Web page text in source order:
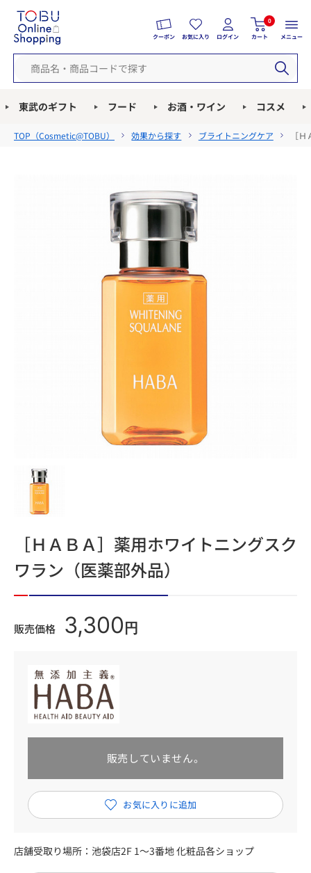
クーポン お気に入り ログイン
0
カート メニュー
東武のギフト フード お酒・ワイン コスメ
TOP（Cosmetic@TOBU） 効果から探す ブライトニングケア ［
［ＨＡＢＡ］薬用ホワイトニングスク
ワラン（医薬部外品）
販売価格 3,300 円
販売していません。
店舗受取り場所： 池袋店2F 1～3番地 化粧品各ショップ